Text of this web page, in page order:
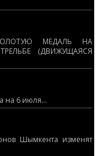
МЕДАЛЬ НА
(ДВИЖУЩАЯСЯ
на 6 июля...
Шымкента изменят